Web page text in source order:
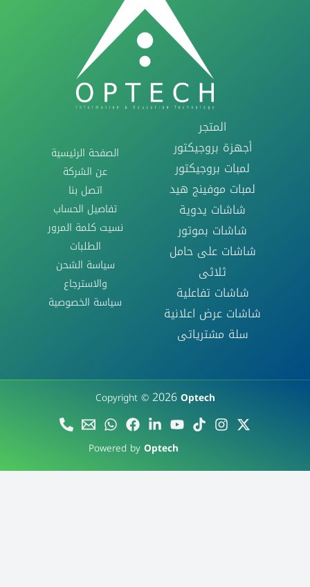
الصفحة الرئيسية
عن الشركة
اتصل بنا
تفاصيل الحساب
نسيت كلمة المرور
الطلبات
سياسة الشحن
والاسترجاع
سياسة الخصوصية
المتجر
أجهزة بروجيكتور
لمبات بروجيكتور
لمبات موفينج هيد
شاشات يدوية
شاشات بموتور
شاشات على حامل
ثلاثى
شاشات تفاعلية
شاشات عرض اعلانية
سلة مشترياتى
Copyright ©2026Optech
Powered byOptech